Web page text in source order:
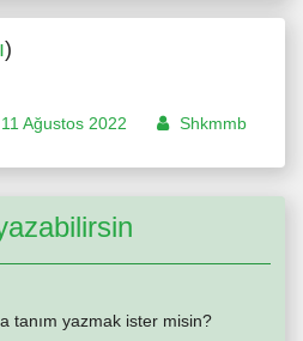
)
11 Ağustos 2022 Shkmmb
tanım yazmak ister misin?